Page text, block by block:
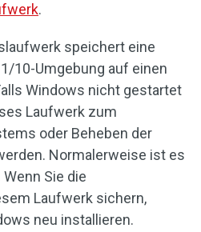
.
speichert eine
10-Umgebung auf einen
Windows nicht gestartet
Laufwerk zum
oder Beheben der
Normalerweise ist es
Sie die
Laufwerk sichern,
neu installieren.